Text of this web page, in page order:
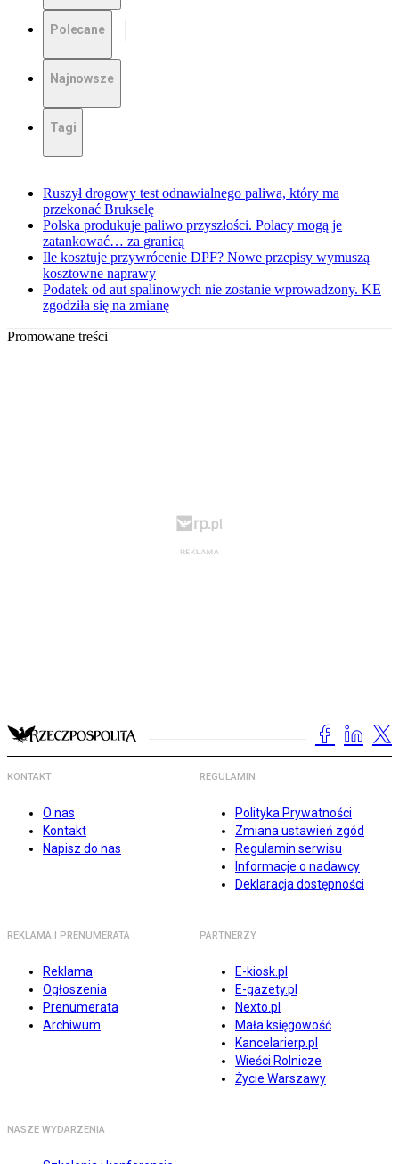
Polecane
Najnowsze
Tagi
Ruszył drogowy test odnawialnego paliwa, który ma
przekonać Brukselę
Polska produkuje paliwo przyszłości. Polacy mogą je
zatankować… za granicą
Ile kosztuje przywrócenie DPF? Nowe przepisy wymuszą
kosztowne naprawy
Podatek od aut spalinowych nie zostanie wprowadzony. KE
zgodziła się na zmianę
Promowane treści
KONTAKT
O nas
Kontakt
Napisz do nas
REGULAMIN
Polityka Prywatności
Zmiana ustawień zgód
Regulamin serwisu
Informacje o nadawcy
Deklaracja dostępności
REKLAMA I PRENUMERATA
Reklama
Ogłoszenia
Prenumerata
Archiwum
PARTNERZY
E-kiosk.pl
E-gazety.pl
Nexto.pl
Mała księgowość
Kancelarierp.pl
Wieści Rolnicze
Życie Warszawy
NASZE WYDARZENIA